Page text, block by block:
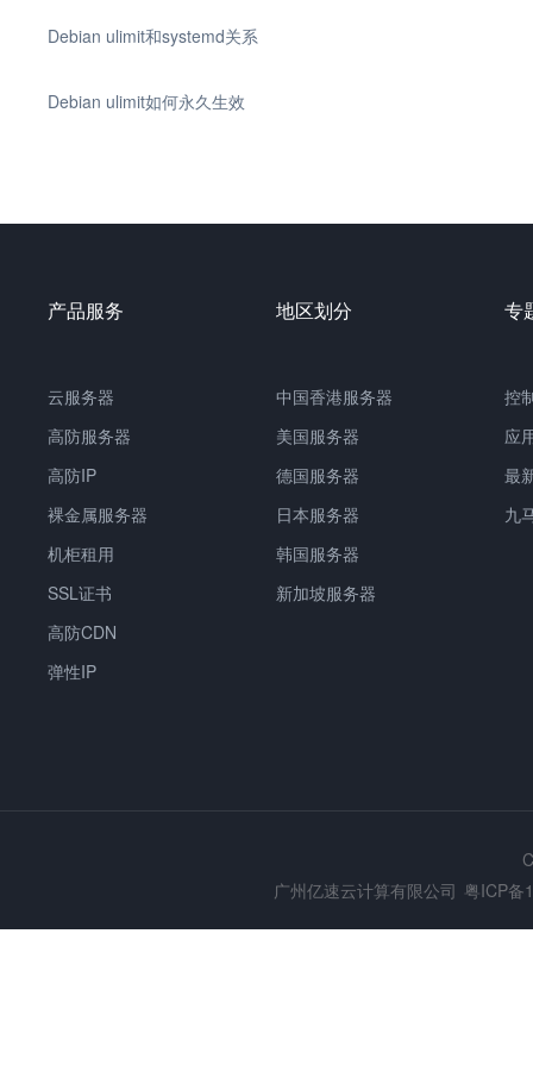
Debian ulimit和systemd关系
Debian ulimit如何永久生效
产品服务
云服务器
高防服务器
高防IP
裸金属服务器
机柜租用
SSL证书
高防CDN
弹性IP
地区划分
中国香港服务器
美国服务器
德国服务器
日本服务器
韩国服务器
新加坡服务器
专
控
应
最
九
广州亿速云计算有限公司 粤ICP备